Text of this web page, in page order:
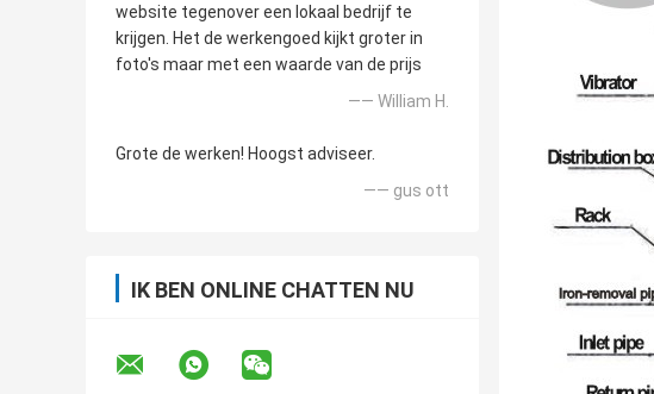
website tegenover een lokaal bedrijf te
krijgen. Het de werkengoed kijkt groter in
foto's maar met een waarde van de prijs
—— William H.
Grote de werken! Hoogst adviseer.
—— gus ott
IK BEN ONLINE CHATTEN NU